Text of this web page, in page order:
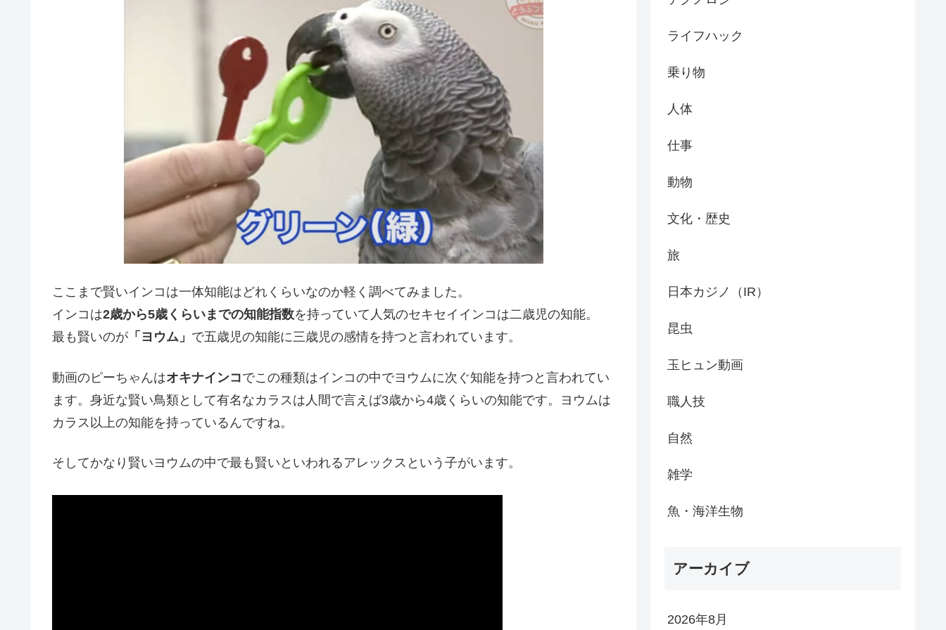
ここまで賢いインコは一体知能はどれくらいなのか軽く調べてみました。
インコは2歳から5歳くらいまでの知能指数を持っていて人気のセキセイインコは二歳児の知能。
最も賢いのが 「ヨウム」 で五歳児の知能に三歳児の感情を持つと言われています。
動画のピーちゃんはオキナインコでこの種類はインコの中でヨウムに次ぐ知能を持つと言われてい
ます。身近な賢い鳥類として有名なカラスは人間で言えば3歳から4歳くらいの知能です。ヨウムは
カラス以上の知能を持っているんですね。
そしてかなり賢いヨウムの中で最も賢いといわれるアレックスという子がいます。
ライフハック
乗り物
人体
仕事
動物
文化・歴史
旅
日本カジノ（IR）
昆虫
玉ヒュン動画
職人技
自然
雑学
魚・海洋生物
アーカイブ
2026年8月